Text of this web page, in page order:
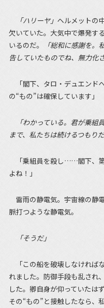
「ハリーヤ」 ヘルメットの
欠いていた。大気中で爆発す
いるのだ。
「総和に感謝を
告していたものでね、無力化
「閣下、タロ・デュエンド
の“もの”は確保しています」
「わかっている。君が乗
まで、私たちは続けるつもりだ
「乗組員を殺し……閣下、
よね！」
雷雨の静電気。宇宙線の静
脈打つような静電気。
「そうだ」
「この船を破壊しなければ
れました。防御手段も乱され
した。卿自身が仰っていたは
その“もの”と接触したなら、